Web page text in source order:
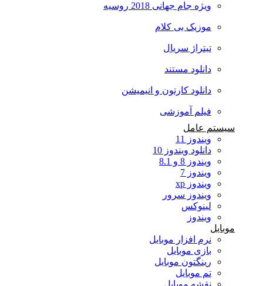
ویژه جام جهانی 2018 روسیه
موزیک بی کلام
تیتراژ سریال
دانلود مستند
دانلود کارتون و انیمیشن
فیلم آموزشی
سیستم عامل
ویندوز 11
دانلود ویندوز 10
ویندوز 8 و 8.1
ویندوز 7
ویندوز xp
ویندوز سرور
لینوکس
ویندوز
موبایل
نرم افزار موبایل
بازی موبایل
رینگتون موبایل
تم موبایل
نقشه موبایل